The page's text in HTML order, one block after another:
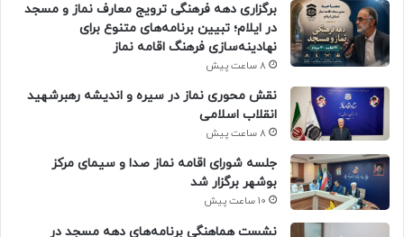
برگزاری دهه فرهنگی ترویج معارف نماز و مسجد
در ایلام؛ تبیین برنامه‌های متنوع برای
نهادینه‌سازی فرهنگ اقامه نماز
8 ساعت پیش
نقش محوری نماز در سیره و اندیشه رهبرشهید
انقلاب اسلامی
8 ساعت پیش
جلسه شورای اقامه نماز صدا و سیمای مرکز
بوشهر برگزار شد
10 ساعت پیش
نشست هماهنگی برنامه‌های دهه مسجد در